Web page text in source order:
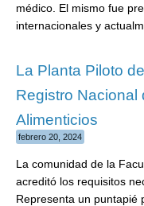
médico. El mismo fue
internacionales y
La Planta Piloto
Registro Nacional
Alimenticios
febrero 20, 2024
La comunidad de la
acreditó los requisitos
Representa un puntapié